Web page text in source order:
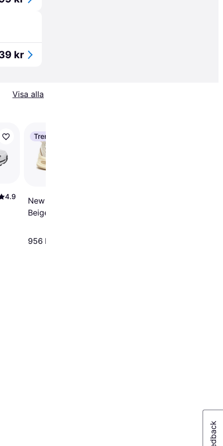
kr
Visa alla
4.9
Trendande
New Balance 530 -
Beige/Angora/Incense
956 kr